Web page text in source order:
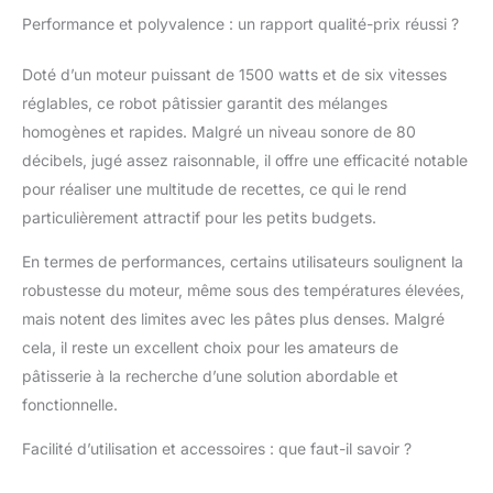
rapidement! Produit
capacité: Robot batteur
mixeur de cuisine
multifonctionnel avec
inoxydable solide de
55L il convient pour
une grande famille ou
nettoyer privilégiez le
lavage à la main Facile
pâtissier avec un
couvercle anti
éclaboussures
accessoires (le crochet
Performance et polyvalence : un rapport qualité-prix réussi ?
Doté d’un moteur puissant de 1500 watts et de six vitesses
réglables, ce robot pâtissier garantit des mélanges
homogènes et rapides. Malgré un niveau sonore de 80
décibels, jugé assez raisonnable, il offre une efficacité notable
pour réaliser une multitude de recettes, ce qui le rend
particulièrement attractif pour les petits budgets.
En termes de performances, certains utilisateurs soulignent la
robustesse du moteur, même sous des températures élevées,
mais notent des limites avec les pâtes plus denses. Malgré
cela, il reste un excellent choix pour les amateurs de
pâtisserie à la recherche d’une solution abordable et
fonctionnelle.
Facilité d’utilisation et accessoires : que faut-il savoir ?